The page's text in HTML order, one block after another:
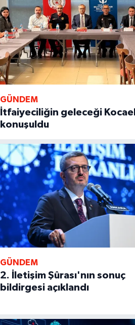
GÜNDEM
İtfaiyeciliğin geleceği
konuşuldu
GÜNDEM
2. İletişim Şûrası'nın sonuç
bildirgesi açıklandı